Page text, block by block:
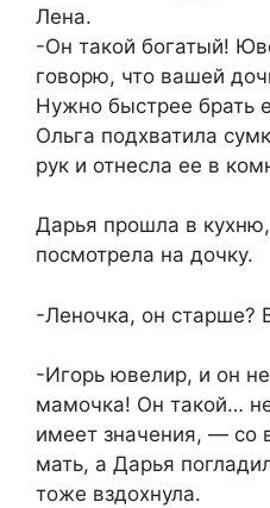
Лена.
-Он такой богатый!
говорю, что вашей
Нужно быстрее брать
Ольга подхватила
рук и отнесла ее в
Дарья прошла в
посмотрела на дочку.
-Леночка, он старше?
-Игорь ювелир, и он
мамочка! Он такой…
имеет значения, — со
мать, а Дарья
тоже вздохнула.